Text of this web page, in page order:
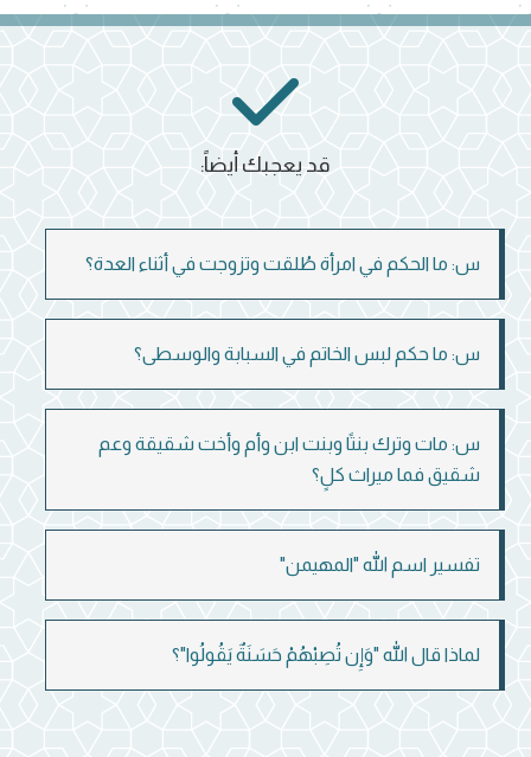
س: ما الحكم في امرأة طُلقت وتزوجت في أثناء العدة؟
س: ما حكم لبس الخاتم في السبابة والوسطى؟
س: مات وترك بنتًا وبنت ابن وأم وأخت شقيقة وعم
شقيق فما ميراث كلٍ؟
تفسير اسم الله "المهيمن"
لماذا قال الله "وَإِن تُصِبْهُمْ حَسَنَةٌ يَقُولُوا"؟
قد يعجبك أيضاً: